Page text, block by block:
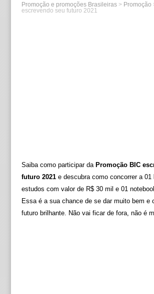
Promoção e promoções Brasileiras> Promoção
escrevendo seu futuro 2021
Saiba como participar da Promoção BIC
futuro 2021e descubra como concorrer a 01
estudos com valor de R$ 30 mil e 01
Essa é a sua chance de se dar muito bem e
futuro brilhante. Não vai ficar de fora, não é